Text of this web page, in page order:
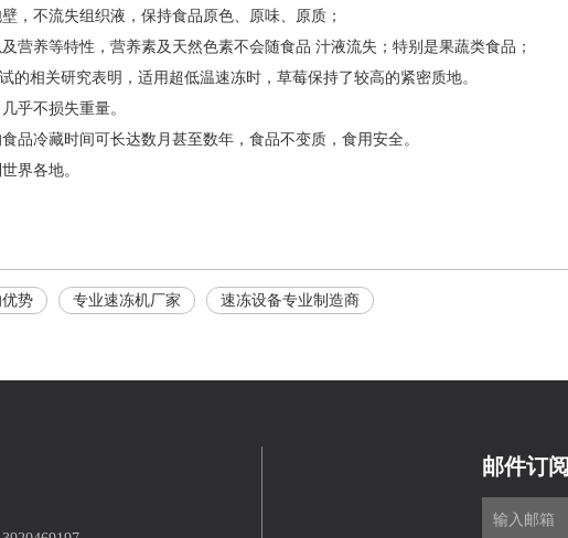
，不流失组织液，保持食品原色、原味、原质；
营养等特性，营养素及天然色素不会随食品 汁液流失；特别是果蔬类食品；
相关研究表明，适用超低温速冻时，草莓保持了较高的紧密质地。
乎不损失重量。
品冷藏时间可长达数月甚至数年，食品不变质，食用安全。
界各地。
势 专业速冻机厂家 速冻设备专业制造商
邮件订阅